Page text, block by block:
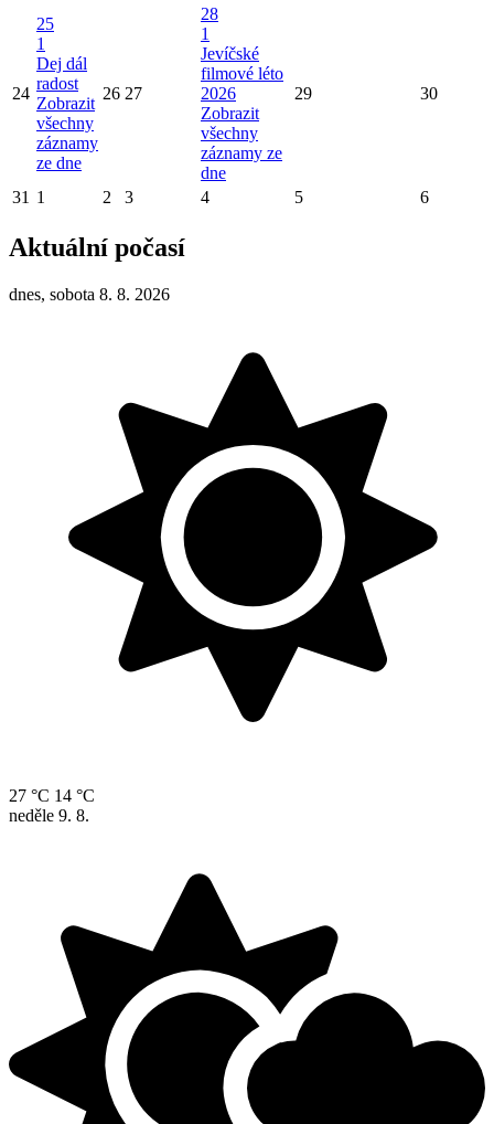
24
25
1
Dej dál
radost
Zobrazit
všechny
záznamy
ze dne
26 27
28
1
Jevíčské
filmové léto
2026
Zobrazit
všechny
záznamy ze
dne
29 30
31 1 2 3 4 5 6
Aktuální počasí
dnes, sobota 8. 8. 2026
27 °C 14 °C
neděle 9. 8.